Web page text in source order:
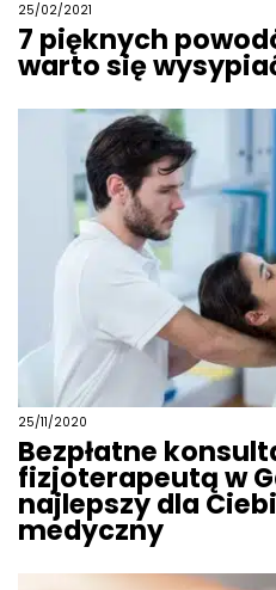
25/02/2021
7 pięknych
warto się
25/11/2020
Bezpłatne
fizjoterapeutą w
najlepszy dla
medyczny